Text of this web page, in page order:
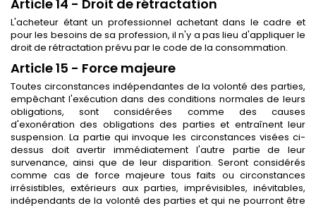
Article 14 - Droit de rétractation
L'acheteur étant un professionnel achetant dans le cadre et
pour les besoins de sa profession, il n'y a pas lieu d'appliquer le
droit de rétractation prévu par le code de la consommation.
Article 15 - Force majeure
Toutes circonstances indépendantes de la volonté des parties,
empêchant l'exécution dans des conditions normales de leurs
obligations, sont considérées comme des causes
d'exonération des obligations des parties et entraînent leur
suspension. La partie qui invoque les circonstances visées ci-
dessus doit avertir immédiatement l'autre partie de leur
survenance, ainsi que de leur disparition. Seront considérés
comme cas de force majeure tous faits ou circonstances
irrésistibles, extérieurs aux parties, imprévisibles, inévitables,
indépendants de la volonté des parties et qui ne pourront être